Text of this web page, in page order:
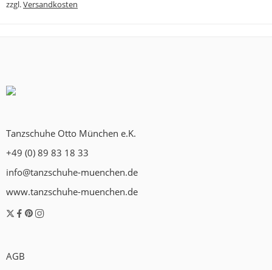
zzgl.Versandkosten
Tanzschuhe Otto München e.K.
+49 (0) 89 83 18 33
info@tanzschuhe-muenchen.de
www.tanzschuhe-muenchen.de
AGB